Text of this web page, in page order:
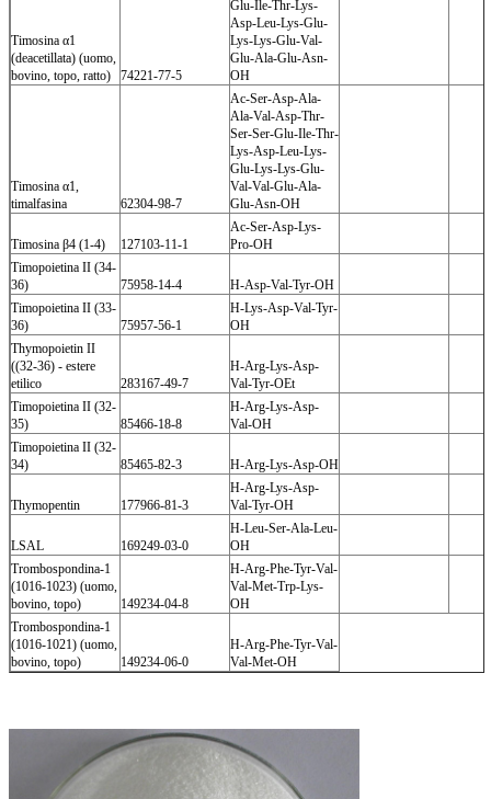
Timosina α1
(deacetillata) (uomo,
bovino, topo, ratto)
74221-77-5
Glu-Ile-Thr-Lys-
Asp-Leu-Lys-Glu-
Lys-Lys-Glu-Val-
Glu-Ala-Glu-Asn-
OH
Timosina α1,
timalfasina
62304-98-7
Ac-Ser-Asp-Ala-
Ala-Val-Asp-Thr-
Ser-Ser-Glu-Ile-Thr-
Lys-Asp-Leu-Lys-
Glu-Lys-Lys-Glu-
Val-Val-Glu-Ala-
Glu-Asn-OH
Timosina β4 (1-4) 127103-11-1
Ac-Ser-Asp-Lys-
Pro-OH
Timopoietina II (34-
36)
75958-14-4
H-Asp-Val-Tyr-OH
Timopoietina II (33-
36)
75957-56-1
H-Lys-Asp-Val-Tyr-
OH
Thymopoietin II
((32-36) - estere
etilico
283167-49-7
H-Arg-Lys-Asp-
Val-Tyr-OEt
Timopoietina II (32-
35)
85466-18-8
H-Arg-Lys-Asp-
Val-OH
Timopoietina II (32-
34)
85465-82-3 H-Arg-Lys-Asp-OH
Thymopentin 177966-81-3
H-Arg-Lys-Asp-
Val-Tyr-OH
LSAL 169249-03-0
H-Leu-Ser-Ala-Leu-
OH
Trombospondina-1
(1016-1023) (uomo,
bovino, topo)
149234-04-8
H-Arg-Phe-Tyr-Val-
Val-Met-Trp-Lys-
OH
Trombospondina-1
(1016-1021) (uomo,
bovino, topo)
149234-06-0
H-Arg-Phe-Tyr-Val-
Val-Met-OH